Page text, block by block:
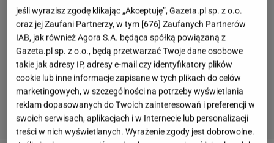
jeśli wyrazisz zgodę klikając „Akceptuję”, Gazeta.pl sp. z o.o.
oraz jej Zaufani Partnerzy, w tym [676] Zaufanych Partnerów
IAB, jak również Agora S.A. będąca spółką powiązaną z
Gazeta.pl sp. z o.o., będą przetwarzać Twoje dane osobowe
takie jak adresy IP, adresy e-mail czy identyfikatory plików
cookie lub inne informacje zapisane w tych plikach do celów
marketingowych, w szczególności na potrzeby wyświetlania
reklam dopasowanych do Twoich zainteresowań i preferencji w
swoich serwisach, aplikacjach i w Internecie lub personalizacji
treści w nich wyświetlanych. Wyrażenie zgody jest dobrowolne.